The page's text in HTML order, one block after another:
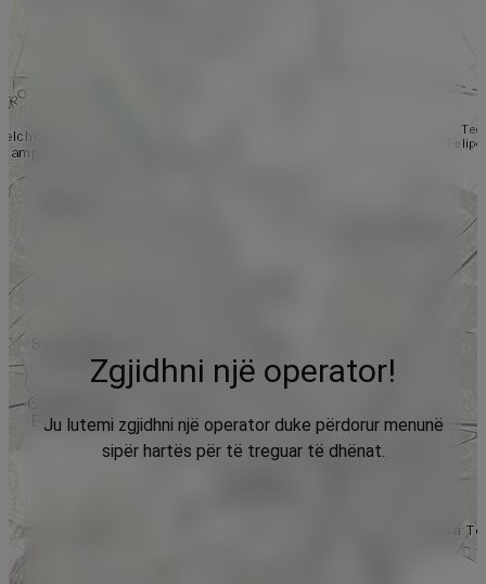
Zgjidhni një operator!
Ju lutemi zgjidhni një operator duke përdorur menunë
sipër hartës për të treguar të dhënat.